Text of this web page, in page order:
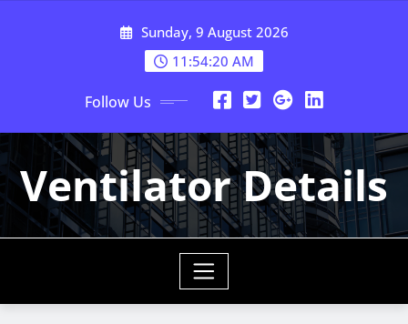
Sunday, 9 August 2026
11:54:20 AM
Follow Us
Ventilator Details